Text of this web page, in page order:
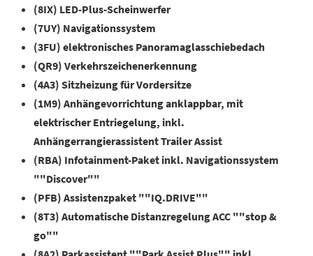
(8IX) LED-Plus-Scheinwerfer
(7UY) Navigationssystem
(3FU) elektronisches Panoramaglasschiebedach
(QR9) Verkehrszeichenerkennung
(4A3) Sitzheizung für Vordersitze
(1M9) Anhängevorrichtung anklappbar, mit
elektrischer Entriegelung, inkl.
Anhängerrangierassistent Trailer Assist
(RBA) Infotainment-Paket inkl. Navigationssystem
""Discover""
(PFB) Assistenzpaket ""IQ.DRIVE""
(8T3) Automatische Distanzregelung ACC ""stop &
go""